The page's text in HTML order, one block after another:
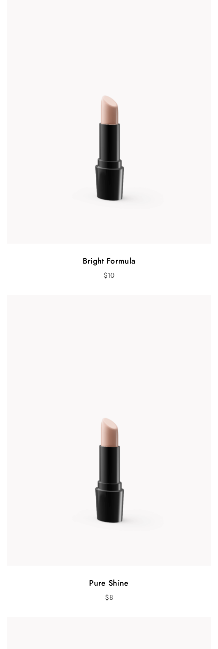
Bright Formula
$10
Pure Shine
$8